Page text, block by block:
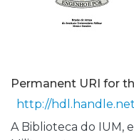
Permanent URI for
http://
A Biblioteca do IUM,